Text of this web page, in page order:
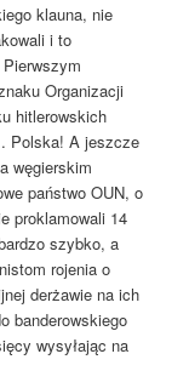
klauna, nie
i to
Organizacji
hitlerowskich
Polska! A jeszcze
węgierskim
państwo OUN, o
proklamowali 14
szybko, a
rojenia o
derżawie na ich
banderowskiego
wysyłając na